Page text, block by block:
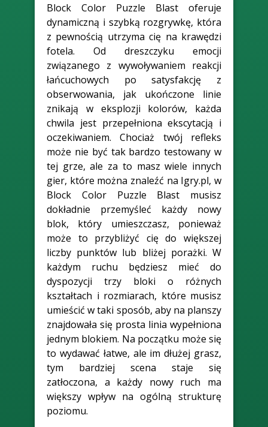
Block Color Puzzle Blast oferuje
dynamiczną i szybką rozgrywkę, która
z pewnością utrzyma cię na krawędzi
fotela. Od dreszczyku emocji
związanego z wywoływaniem reakcji
łańcuchowych po satysfakcję z
obserwowania, jak ukończone linie
znikają w eksplozji kolorów, każda
chwila jest przepełniona ekscytacją i
oczekiwaniem. Chociaż twój refleks
może nie być tak bardzo testowany w
tej grze, ale za to masz wiele innych
gier, które można znaleźć na Igry.pl, w
Block Color Puzzle Blast musisz
dokładnie przemyśleć każdy nowy
blok, który umieszczasz, ponieważ
może to przybliżyć cię do większej
liczby punktów lub bliżej porażki. W
każdym ruchu będziesz mieć do
dyspozycji trzy bloki o różnych
kształtach i rozmiarach, które musisz
umieścić w taki sposób, aby na planszy
znajdowała się prosta linia wypełniona
jednym blokiem. Na początku może się
to wydawać łatwe, ale im dłużej grasz,
tym bardziej scena staje się
zatłoczona, a każdy nowy ruch ma
większy wpływ na ogólną strukturę
poziomu.